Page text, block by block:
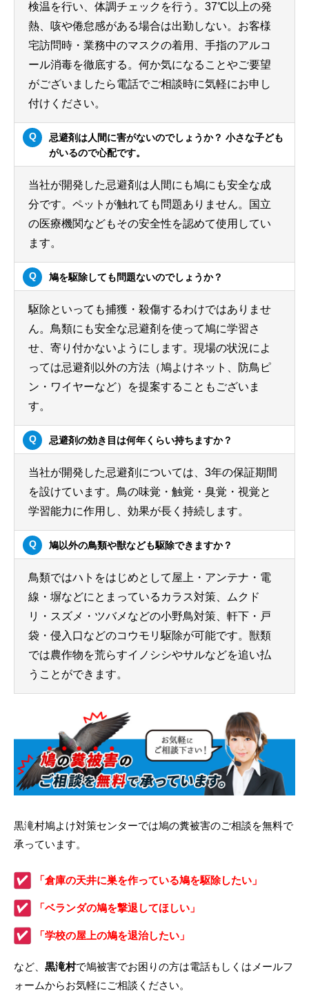
検温を行い、体調チェックを行う。37℃以上の発
熱、咳や倦怠感がある場合は出勤しない。お客様
宅訪問時・業務中のマスクの着用、手指のアルコ
ール消毒を徹底する。何か気になることやご要望
がございましたら電話でご相談時に気軽にお申し
付けください。
忌避剤は人間に害がないのでしょうか？ 小さな子ども
がいるので心配です。
当社が開発した忌避剤は人間にも鳩にも安全な成
分です。ペットが触れても問題ありません。国立
の医療機関などもその安全性を認めて使用してい
ます。
鳩を駆除しても問題ないのでしょうか？
駆除といっても捕獲・殺傷するわけではありませ
ん。鳥類にも安全な忌避剤を使って鳩に学習さ
せ、寄り付かないようにします。現場の状況によ
っては忌避剤以外の方法（鳩よけネット、防鳥ピ
ン・ワイヤーなど）を提案することもございま
す。
忌避剤の効き目は何年くらい持ちますか？
当社が開発した忌避剤については、3年の保証期間
を設けています。鳥の味覚・触覚・臭覚・視覚と
学習能力に作用し、効果が長く持続します。
鳩以外の鳥類や獣なども駆除できますか？
鳥類ではハトをはじめとして屋上・アンテナ・電
線・塀などにとまっているカラス対策、ムクド
リ・スズメ・ツバメなどの小野鳥対策、軒下・戸
袋・侵入口などのコウモリ駆除が可能です。獣類
では農作物を荒らすイノシシやサルなどを追い払
うことができます。
黒滝村鳩よけ対策センターでは鳩の糞被害のご相談を無料で
承っています。
「倉庫の天井に巣を作っている鳩を駆除したい」
「ベランダの鳩を撃退してほしい」
「学校の屋上の鳩を退治したい」
など、 黒滝村で鳩被害でお困りの方は電話もしくはメールフ
ォームからお気軽にご相談ください。